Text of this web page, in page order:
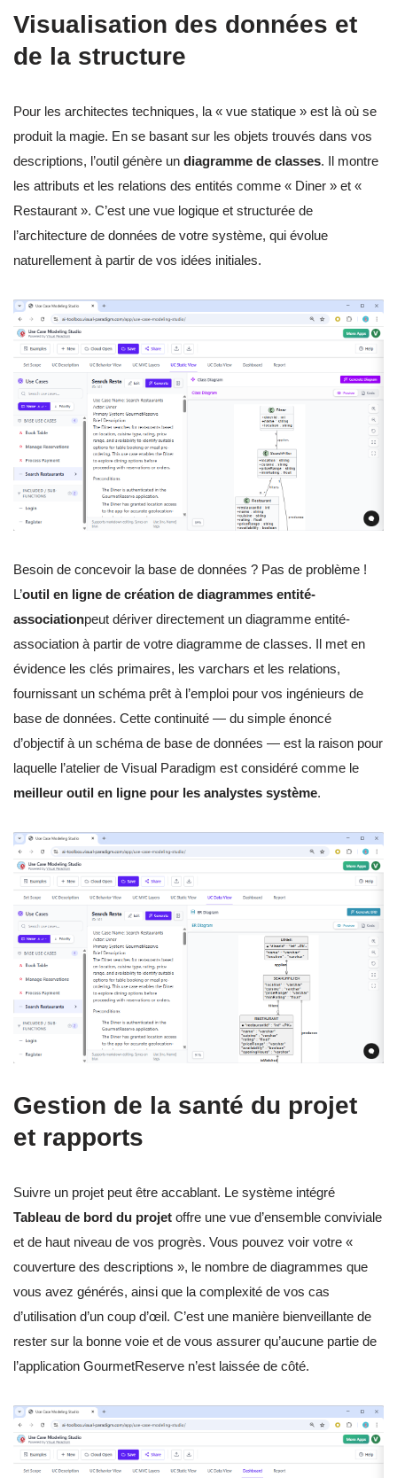
Visualisation des données et
de la structure
Pour les architectes techniques, la « vue statique » est là où se
produit la magie. En se basant sur les objets trouvés dans vos
descriptions, l’outil génère un diagramme de classes. Il montre
les attributs et les relations des entités comme « Diner » et «
Restaurant ». C’est une vue logique et structurée de
l’architecture de données de votre système, qui évolue
naturellement à partir de vos idées initiales.
Besoin de concevoir la base de données ? Pas de problème !
L’outil en ligne de création de diagrammes entité-
associationpeut dériver directement un diagramme entité-
association à partir de votre diagramme de classes. Il met en
évidence les clés primaires, les varchars et les relations,
fournissant un schéma prêt à l’emploi pour vos ingénieurs de
base de données. Cette continuité — du simple énoncé
d’objectif à un schéma de base de données — est la raison pour
laquelle l’atelier de Visual Paradigm est considéré comme le
meilleur outil en ligne pour les analystes système.
Gestion de la santé du projet
et rapports
Suivre un projet peut être accablant. Le système intégré
Tableau de bord du projet offre une vue d’ensemble conviviale
et de haut niveau de vos progrès. Vous pouvez voir votre «
couverture des descriptions », le nombre de diagrammes que
vous avez générés, ainsi que la complexité de vos cas
d’utilisation d’un coup d’œil. C’est une manière bienveillante de
rester sur la bonne voie et de vous assurer qu’aucune partie de
l’application GourmetReserve n’est laissée de côté.